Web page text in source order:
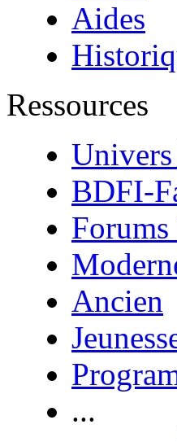
Aides
Ressources
BDFI-
Ancien
...